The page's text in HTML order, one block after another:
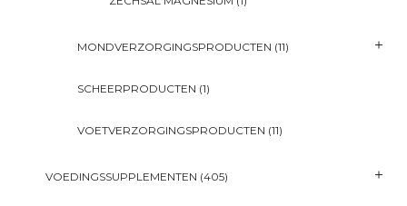
MONDVERZORGINGSPRODUCTEN (11)
SCHEERPRODUCTEN (1)
VOETVERZORGINGSPRODUCTEN (11)
VOEDINGSSUPPLEMENTEN (405)